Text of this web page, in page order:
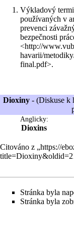
Výkladový
používaných v
prevenci
bezpečnosti
<http://
havarii/
final.pdf>.
Dioxiny- (Diskuse k
Anglicky:
Dioxins
Citováno z „https://
Stránka byla
Stránka byla